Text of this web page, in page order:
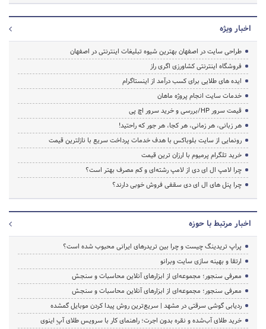
اخبار ویژه
طراحی سایت در اصفهان بهترین شیوه تبلیغات اینترنتی در اصفهان
فروشگاه اینترنتی کشاورزی اگری راز
ایده های طلایی برای کسب درآمد از اینستاگرام
خدمات سایت انجام پروژه ماهان
قیمت سرور HP/بررسی و خرید سرور اچ پی
هر زبانی، هر زمانی، هر کجا، هر جور که راحتید!
رونمایی از سایت بلوباکس با هدف خدمات پرداخت سریع با نازلترین قیمت
خرید تلگرام پرمیوم با ارزان ترین قیمت
چرا لامپ ال ای دی از لامپ رشته‌ای و کم مصرف بهتر است؟
چرا پنل های ال ای دی سقفی فروش خوبی دارند؟
اخبار مرتبط با حوزه
پراپ تریدینگ چیست و چرا بین تریدرهای ایرانی محبوب شده است؟
ارتقا و بهینه سازی سایت وبرانو
معرفی سنجور؛ مجموعه‌ای از ابزارهای آنلاین محاسبات و سنجش
معرفی سنجور؛ مجموعه‌ای از ابزارهای آنلاین محاسبات و سنجش
ردیابی گوشی سرقتی در مشهد | سریع‌ترین روش پیدا کردن موبایل گمشده
خرید طلای آب‌شده و نقره بدون اجرت؛ راهنمای کار با سرویس طلای آپِ اینوی